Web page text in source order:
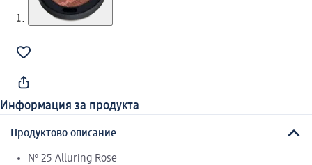
Информация за продукта
Продуктово описание
№ 25 Alluring Rose